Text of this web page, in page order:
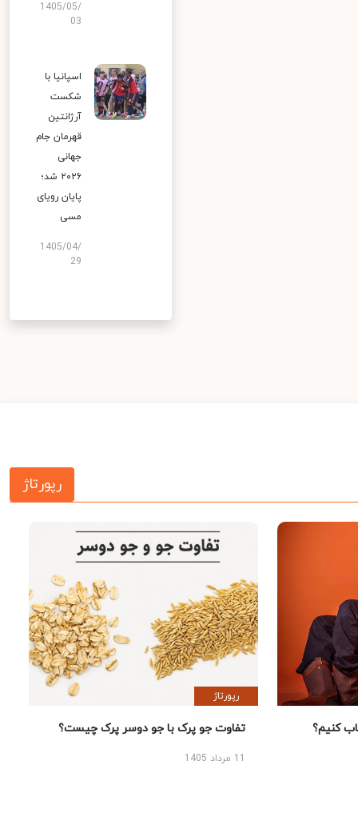
1405/05/
03
اسپانیا با
شکست
آرژانتین
قهرمان جام
جهانی
۲۰۲۶ شد؛
پایان رویای
مسی
1405/04/
29
رپورتاژ
کنیم؟
رپورتاژ
تفاوت جو پرک با جو دوسر پرک چیست؟